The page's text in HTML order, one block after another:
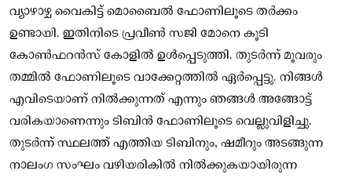
വ്യാഴാഴ്ച വൈകിട്ട് മൊബൈൽ ഫോണിലൂടെ തർക്കം
ഉണ്ടായി. ഇതിനിടെ പ്രവീൺ സജി മോനെ കൂടി
കോൺഫറൻസ് കോളിൽ ഉൾപ്പെടുത്തി. തുടർന്ന് മൂവരും
തമ്മിൽ ഫോണിലൂടെ വാക്കേറ്റത്തിൽ ഏർപ്പെട്ടു. നിങ്ങൾ
എവിടെയാണ് നിൽക്കുന്നത് എന്നും ഞങ്ങൾ അങ്ങോട്ട്
വരികയാണെന്നും ടിബിൻ ഫോണിലൂടെ വെല്ലുവിളിച്ചു.
തുടർന്ന് സ്ഥലത്ത് എത്തിയ ടിബിനും, ഷമീറും അടങ്ങുന്ന
നാലംഗ സംഘം വഴിയരികിൽ നിൽക്കുകയായിരുന്ന